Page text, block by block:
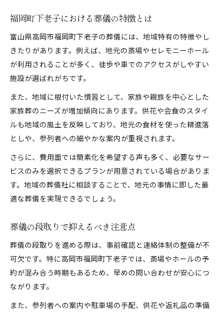
葬儀概念を知り賢く備える大切さ
経済的負担を抑える葬儀準備方法
将来に備えて葬儀内容を見直す理由
心とお金を守る葬儀の事前計画術
少人数で静かに送る新しい葬儀像
少人数葬儀が選ばれる理由と特徴
静かに見送る葬儀の進め方と工夫
家族葬と葬儀概念の新しい形を解説
参列者が少ない場合の葬儀対応策
気持ちを伝える小規模葬儀の工夫
福岡町下老子における葬儀の特徴とは
富山県高岡市福岡町下老子の葬儀には、地域特有の特徴やし
きたりがあります。例えば、地元の斎場やセレモニーホール
が利用されることが多く、徒歩や車でのアクセスがしやすい
施設が選ばれがちです。
また、地域に根付いた慣習として、家族や親族を中心とした
家族葬のニーズが増加傾向にあります。供花や会食のスタイ
ルも地域の風土を反映しており、地元の食材を使った精進落
としや、参列者への細やかな案内が重視されます。
さらに、費用面では簡素化を希望する声も多く、必要なサー
ビスのみを選択できるプランが用意されている場合がありま
す。地域の葬儀社に相談することで、地元の事情に即した最
適な葬儀を実現できるでしょう。
葬儀の段取りで抑えるべき注意点
葬儀の段取りを進める際は、事前確認と連絡体制の整備が不
可欠です。特に高岡市福岡町下老子では、斎場やホールの予
約が混み合う時期もあるため、早めの問い合わせが安心につ
ながります。
また、参列者への案内や駐車場の手配、供花や返礼品の準備